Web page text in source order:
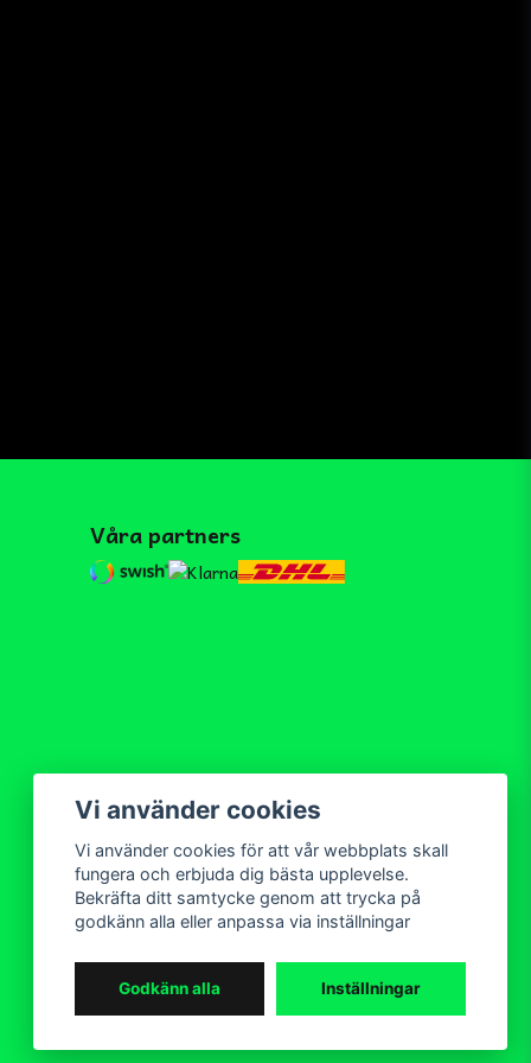
Våra partners
Vi använder cookies
Vi använder cookies för att vår webbplats skall
fungera och erbjuda dig bästa upplevelse.
Bekräfta ditt samtycke genom att trycka på
godkänn alla eller anpassa via inställningar
Godkänn alla Inställningar